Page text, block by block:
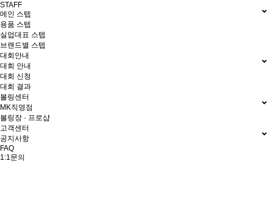
STAFF
메인 스텝
용품 스텝
실업대표 스텝
브랜드별 스텝
대회안내
대회 안내
대회 신청
대회 결과
볼링센터
MK직영점
볼링장 · 프로샵
고객센터
공지사항
FAQ
1:1문의